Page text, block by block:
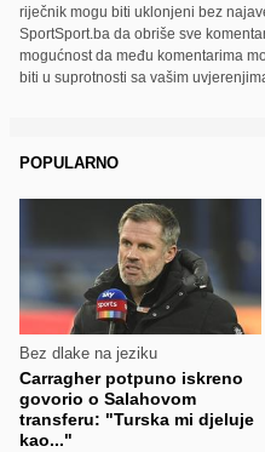
riječnik mogu biti uklonjeni bez
SportSport.ba da obriše sve
mogućnost da među komentarima
biti u suprotnosti sa vašim
POPULARNO
Bez dlake na jeziku
Carragher potpuno iskreno
govorio o Salahovom
transferu: "Turska mi djeluje
kao..."